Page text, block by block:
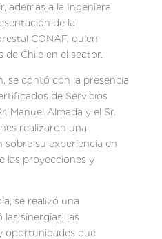
además a la Ingeniera
de la
CONAF, quien
de Chile en el sector.
se contó con la presencia
de Servicios
Manuel Almada y el Sr.
realizaron una
su experiencia en
las proyecciones y
se realizó una
sinergias, las
oportunidades que